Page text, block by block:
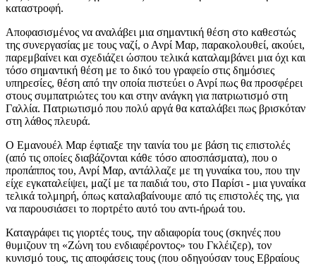
καταστροφή.
Αποφασισμένος να αναλάβει μια σημαντική θέση στο καθεστώς
της συνεργασίας με τους ναζί, ο Ανρί Μαρ, παρακολουθεί, ακούει,
παρεμβαίνει και σχεδιάζει ώσπου τελικά καταλαμβάνει μια όχι και
τόσο σημαντική θέση με το δικό του γραφείο στις δημόσιες
υπηρεσίες, θέση από την οποία πιστεύει ο Ανρί πως θα προσφέρει
στους συμπατριώτες του και στην ανάγκη για πατριωτισμό στη
Γαλλία. Πατριωτισμό που πολύ αργά θα καταλάβει πως βρισκόταν
στη λάθος πλευρά.
Ο Εμανουέλ Μαρ έφτιαξε την ταινία του με βάση τις επιστολές
(από τις οποίες διαβάζονται κάθε τόσο αποσπάσματα), που ο
προπάππος του, Ανρί Μαρ, αντάλλαζε με τη γυναίκα του, που την
είχε εγκαταλείψει, μαζί με τα παιδιά του, στο Παρίσι - μια γυναίκα
τελικά τολμηρή, όπως καταλαβαίνουμε από τις επιστολές της, για
να παρουσιάσει το πορτρέτο αυτό του αντι-ήρωά του.
Καταγράφει τις γιορτές τους, την αδιαφορία τους (σκηνές που
θυμιζουν τη «Ζώνη του ενδιαφέροντος» του Γκλέιζερ), τον
κυνισμό τους, τις αποφάσεις τους (που οδηγούσαν τους Εβραίους